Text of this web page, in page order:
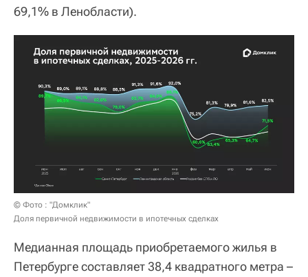
69,1% в Ленобласти).
© Фото : "Домклик"
Доля первичной недвижимости в ипотечных сделках
Медианная площадь приобретаемого жилья в
Петербурге составляет 38,4 квадратного метра –